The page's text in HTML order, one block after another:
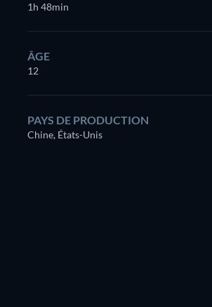
1h 48min
ÂGE
12
PAYS DE PRODUCTION
Chine, États-Unis